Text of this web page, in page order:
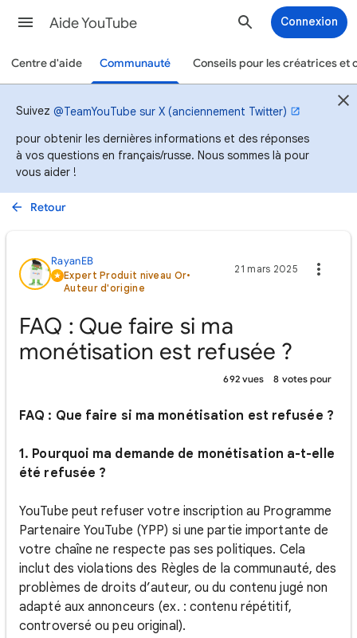
Aide YouTube Connexion
Centre d'aide Communauté Conseils pour les créatrices et
Suivez @TeamYouTube sur X (anciennement Twitter)
pour obtenir les dernières informations et des réponses
à vos questions en français/russe. Nous sommes là pour
vous aider !
Retour
RayanEB
Expert Produit niveau Or•
Auteur d'origine
21 mars 2025
FAQ : Que faire si ma
monétisation est refusée ?
692 vues 8 votes pour
FAQ : Que faire si ma monétisation est refusée ?
1. Pourquoi ma demande de monétisation a-t-elle
été refusée ?
YouTube peut refuser votre inscription au Programme
Partenaire YouTube (YPP) si une partie importante de
votre chaîne ne respecte pas ses politiques. Cela
inclut des violations des Règles de la communauté, des
problèmes de droits d’auteur, ou du contenu jugé non
adapté aux annonceurs (ex. : contenu répétitif,
controversé ou peu original).